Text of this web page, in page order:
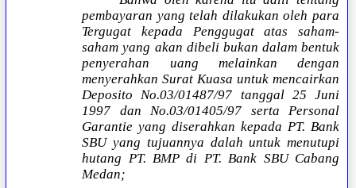
pembayaran yang telah dilakukan oleh para
Tergugat kepada Penggugat atas saham-
saham yang akan dibeli bukan dalam bentuk
penyerahan uang melainkan dengan
menyerahkan Surat Kuasa untuk mencairkan
Deposito No.03/01487/97 tanggal 25 Juni
1997 dan No.03/01405/97 serta Personal
Garantie yang diserahkan kepada PT. Bank
SBU yang tujuannya dalah untuk menutupi
hutang PT. BMP di PT. Bank SBU Cabang
Medan;